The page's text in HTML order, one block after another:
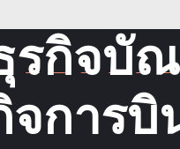
รกิจบั
จการบิ